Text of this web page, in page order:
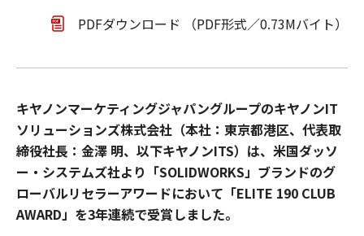
PDFダウンロード （PDF形式／0.73Mバイト）
キヤノンマーケティングジャパングループのキヤノンIT
ソリューションズ株式会社（本社：東京都港区、代表取
締役社長：金澤 明、以下キヤノンITS）は、米国ダッソ
ー・システムズ社より「SOLIDWORKS」ブランドのグ
ローバルリセラーアワードにおいて「ELITE 190 CLUB
AWARD」を3年連続で受賞しました。